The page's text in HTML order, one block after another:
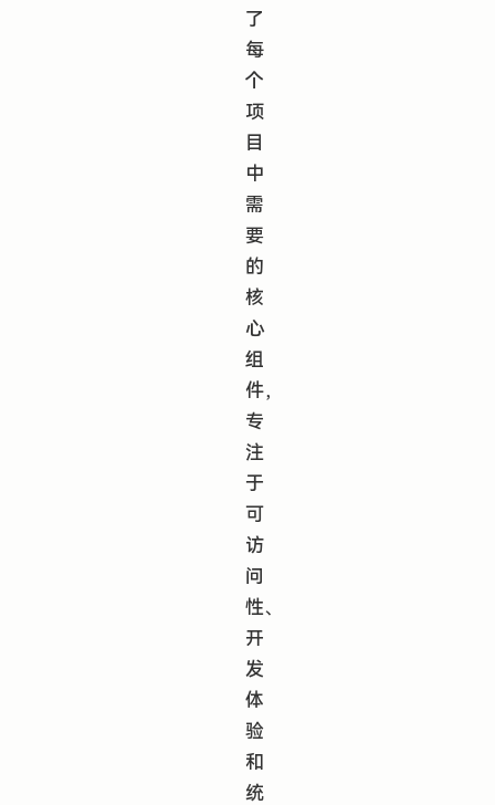
了
每
个
项
目
中
需
要
的
核
心
组
件，
专
注
于
可
访
问
性、
开
发
体
验
和
统